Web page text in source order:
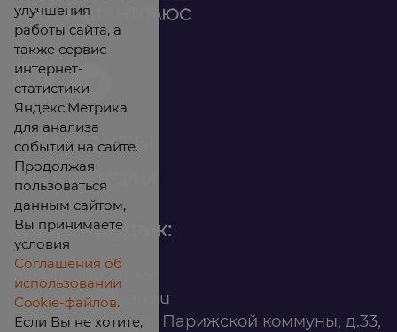
Контакты
Вакансии
Офис продаж:
infomarket@ilan.su
г. Красноярск, ул. Парижской коммуны, д.33,
улучшения
работы сайта, а
также сервис
интернет-
статистики
Яндекс.Метрика
для анализа
событий на сайте.
Продолжая
пользоваться
данным сайтом,
Вы принимаете
условия
Соглашения об
использовании
Cookie-файлов.
Если Вы не хотите,